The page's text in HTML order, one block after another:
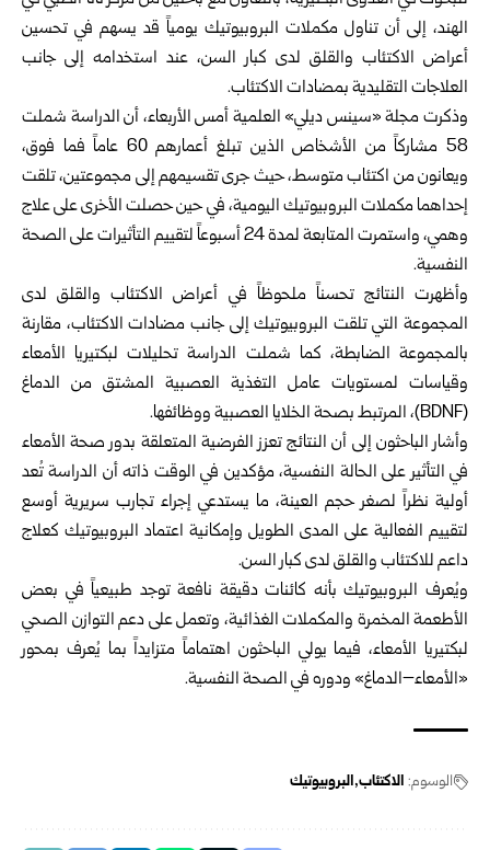
الهند، إلى أن تناول مكملات البروبيوتيك يومياً قد يسهم في تحسين
أعراض الاكتئاب والقلق لدى كبار السن، عند استخدامه إلى جانب
العلاجات التقليدية بمضادات الاكتئاب.
وذكرت مجلة «سينس ديلي» العلمية أمس الأربعاء، أن الدراسة شملت
58 مشاركاً من الأشخاص الذين تبلغ أعمارهم 60 عاماً فما فوق،
ويعانون من اكتئاب متوسط، حيث جرى تقسيمهم إلى مجموعتين، تلقت
إحداهما مكملات البروبيوتيك اليومية، في حين حصلت الأخرى على علاج
وهمي، واستمرت المتابعة لمدة 24 أسبوعاً لتقييم التأثيرات على الصحة
النفسية.
وأظهرت النتائج تحسناً ملحوظاً في أعراض الاكتئاب والقلق لدى
المجموعة التي تلقت البروبيوتيك إلى جانب مضادات الاكتئاب، مقارنة
بالمجموعة الضابطة، كما شملت الدراسة تحليلات لبكتيريا الأمعاء
وقياسات لمستويات عامل التغذية العصبية المشتق من الدماغ
(BDNF)، المرتبط بصحة الخلايا العصبية ووظائفها.
وأشار الباحثون إلى أن النتائج تعزز الفرضية المتعلقة بدور صحة الأمعاء
في التأثير على الحالة النفسية، مؤكدين في الوقت ذاته أن الدراسة تُعد
أولية نظراً لصغر حجم العينة، ما يستدعي إجراء تجارب سريرية أوسع
لتقييم الفعالية على المدى الطويل وإمكانية اعتماد البروبيوتيك كعلاج
داعم للاكتئاب والقلق لدى كبار السن.
ويُعرف البروبيوتيك بأنه كائنات دقيقة نافعة توجد طبيعياً في بعض
الأطعمة المخمرة والمكملات الغذائية، وتعمل على دعم التوازن الصحي
لبكتيريا الأمعاء، فيما يولي الباحثون اهتماماً متزايداً بما يُعرف بمحور
«الأمعاء–الدماغ» ودوره في الصحة النفسية.
الوسوم: الاكتئاب البروبيوتيك